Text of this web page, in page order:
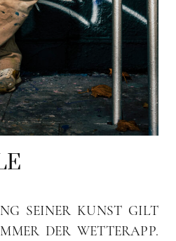
SEINER KUNST GILT
DER WETTERAPP.